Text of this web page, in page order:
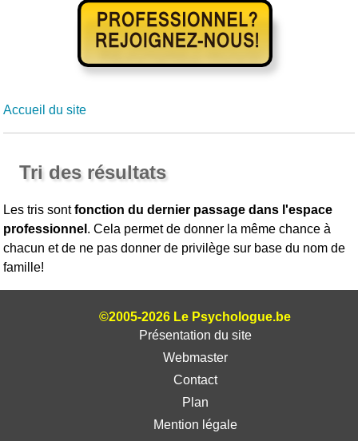
Accueil du site
Tri des résultats
Les tris sontfonction du dernier passage dans l'espace
professionnel . Cela permet de donner la même chance à
chacun et de ne pas donner de privilège sur base du nom de
famille!
©2005-2026 Le Psychologue.be
Présentation du site
Webmaster
Contact
Plan
Mention légale